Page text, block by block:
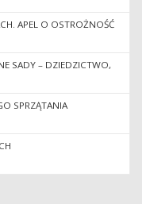
APEL O OSTROŻNOŚĆ
SADY – DZIEDZICTWO,
SPRZĄTANIA